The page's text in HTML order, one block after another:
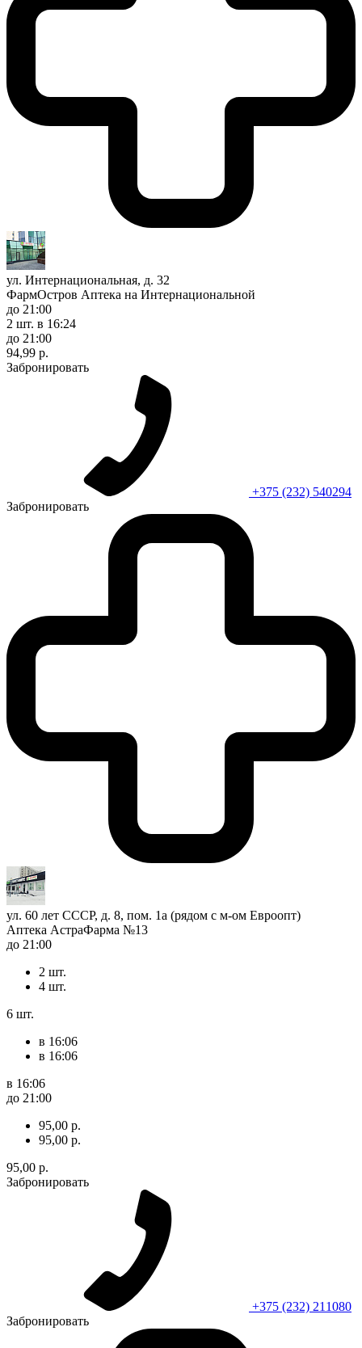
ул. Интернациональная, д. 32
ФармОстров Аптека на Интернациональной
до 21:00
2 шт. в 16:24
до 21:00
94,99 р.
Забронировать
+375 (232) 540294
Забронировать
ул. 60 лет СССР, д. 8, пом. 1а (рядом с м-ом Евроопт)
Аптека АстраФарма №13
до 21:00
2 шт.
4 шт.
6 шт.
в 16:06
в 16:06
в 16:06
до 21:00
95,00 р.
95,00 р.
95,00 р.
Забронировать
+375 (232) 211080
Забронировать